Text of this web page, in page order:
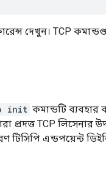
দেখুন। TCP
init কমান্ডটি
প্রদত্ত TCP লিসেনার
টিসিপি এন্ডপয়েন্ট